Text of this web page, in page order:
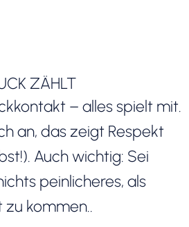
ZÄHLT
– alles spielt mit.
an, das zeigt Respekt
Auch wichtig: Sei
peinlicheres, als
kommen..